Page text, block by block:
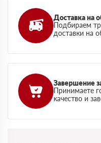
Доставка на
Подбираем
доставки на
Завершение
Принимаете
качество и